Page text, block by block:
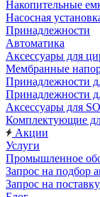
Накопительные
Насосная
Принадлежности
Автоматика
Аксессуары для
Мембранные
Принадлежности
Принадлежности
Аксессуары для
Комплектующие
Акции
Услуги
Промышленное
Запрос на подбор
Запрос на